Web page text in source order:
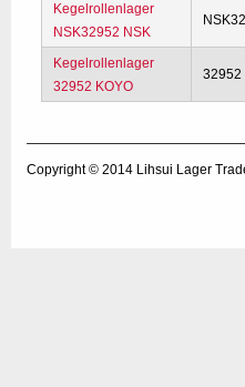
Kegelrollenlager
NSK32952 NSK
Kegelrollenlager
32952 KOYO
32952
Copyright © 2014 Lihsui Lager